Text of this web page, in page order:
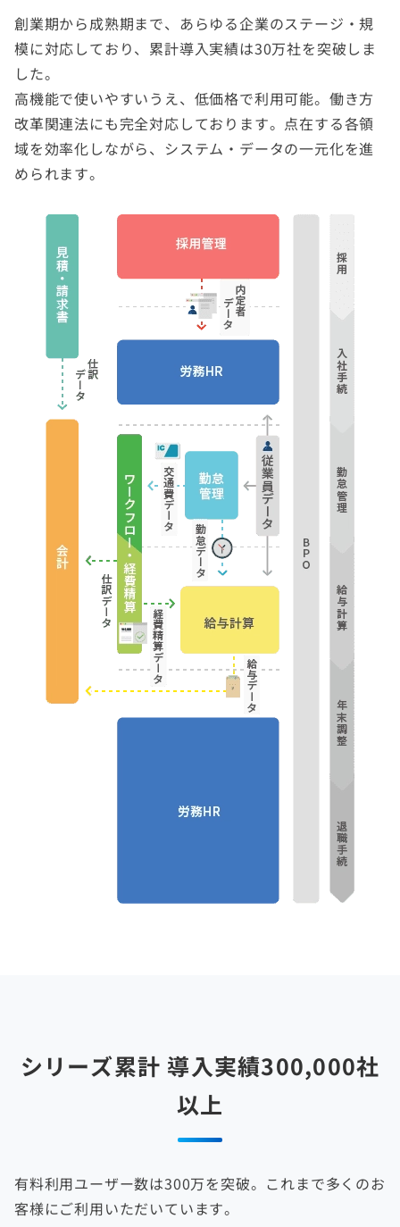
創業期から成熟期まで、あらゆる企業のステージ・規
模に対応しており、累計導入実績は30万社を突破しま
した。
高機能で使いやすいうえ、低価格で利用可能。働き方
改革関連法にも完全対応しております。点在する各領
域を効率化しながら、システム・データの一元化を進
められます。
シリーズ累計 導入実績300,000社
以上
有料利用ユーザー数は300万を突破。これまで多くのお
客様にご利用いただいています。